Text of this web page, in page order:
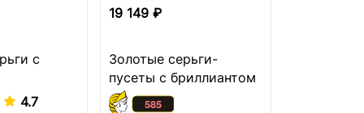
с
4.7
19 149 ₽
Золотые серьги-
пусеты с бриллиантом